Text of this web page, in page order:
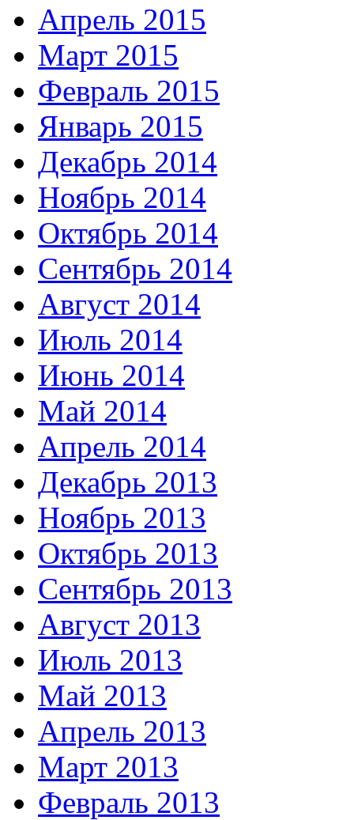
Апрель 2015
Март 2015
Февраль 2015
Январь 2015
Декабрь 2014
Ноябрь 2014
Октябрь 2014
Сентябрь 2014
Август 2014
Июль 2014
Июнь 2014
Май 2014
Апрель 2014
Декабрь 2013
Ноябрь 2013
Октябрь 2013
Сентябрь 2013
Август 2013
Июль 2013
Май 2013
Апрель 2013
Март 2013
Февраль 2013